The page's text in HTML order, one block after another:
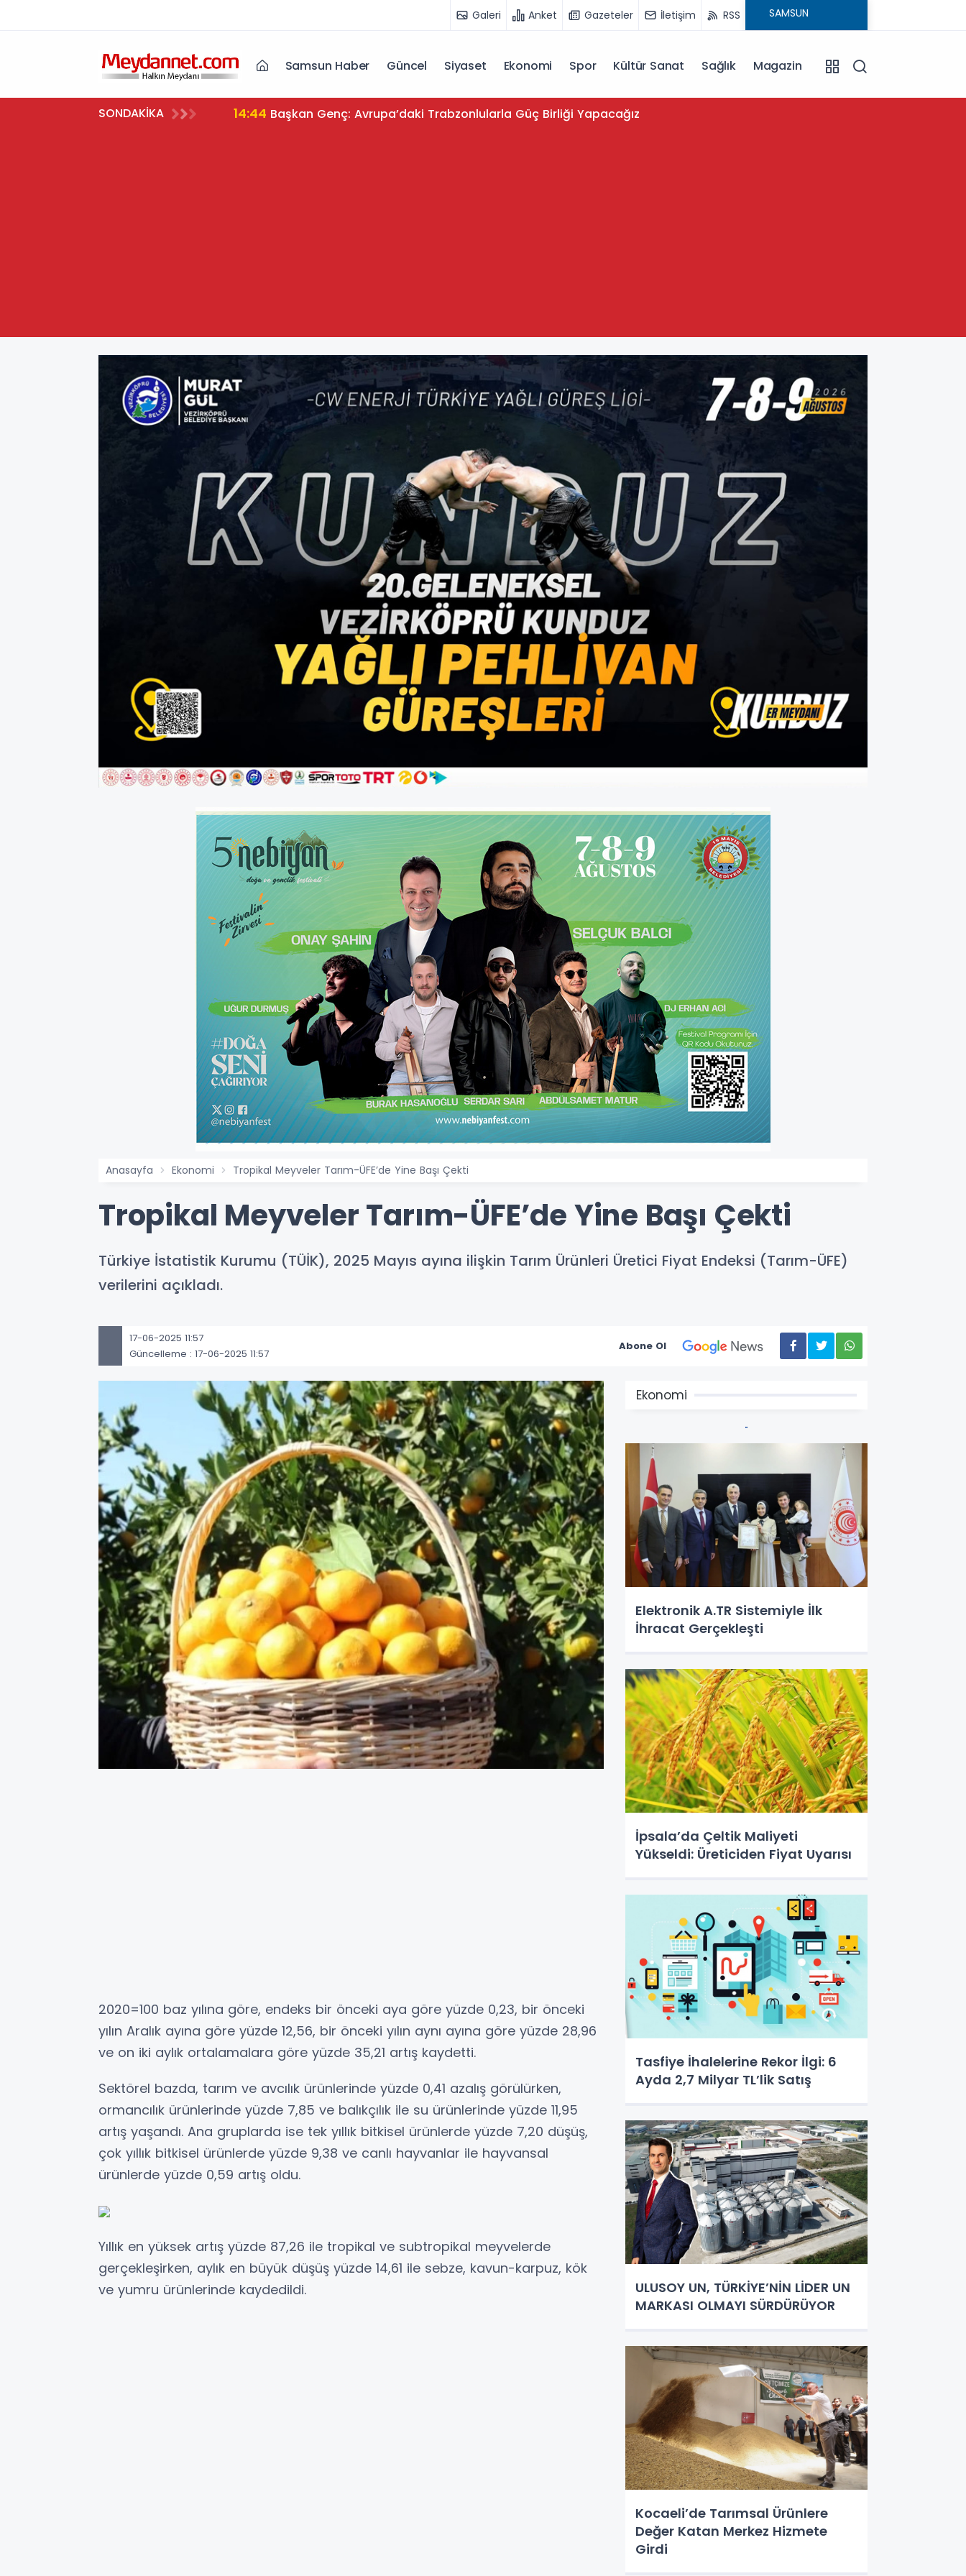
Galeri Anket Gazeteler İletişim RSS
Samsun Haber Güncel Siyaset Ekonomi Spor Kültür Sanat Sağlık Magazin
SONDAKİKA 14:44 Başkan Genç: Avrupa’daki Trabzonlularla Güç Birliği Yapacağız
Anasayfa Ekonomi Tropikal Meyveler Tarım-ÜFE’de Yine Başı Çekti
Tropikal Meyveler Tarım-ÜFE’de Yine Başı Çekti
Türkiye İstatistik Kurumu (TÜİK), 2025 Mayıs ayına ilişkin Tarım Ürünleri Üretici Fiyat Endeksi (Tarım-ÜFE)
verilerini açıkladı.
17-06-2025 11:57
Güncelleme : 17-06-2025 11:57
Abone Ol
2020=100 baz yılına göre, endeks bir önceki aya göre yüzde 0,23, bir önceki
yılın Aralık ayına göre yüzde 12,56, bir önceki yılın aynı ayına göre yüzde 28,96
ve on iki aylık ortalamalara göre yüzde 35,21 artış kaydetti.
Sektörel bazda, tarım ve avcılık ürünlerinde yüzde 0,41 azalış görülürken,
ormancılık ürünlerinde yüzde 7,85 ve balıkçılık ile su ürünlerinde yüzde 11,95
artış yaşandı. Ana gruplarda ise tek yıllık bitkisel ürünlerde yüzde 7,20 düşüş,
çok yıllık bitkisel ürünlerde yüzde 9,38 ve canlı hayvanlar ile hayvansal
ürünlerde yüzde 0,59 artış oldu.
Yıllık en yüksek artış yüzde 87,26 ile tropikal ve subtropikal meyvelerde
gerçekleşirken, aylık en büyük düşüş yüzde 14,61 ile sebze, kavun-karpuz, kök
ve yumru ürünlerinde kaydedildi.
Ekonomi
Elektronik A.TR Sistemiyle İlk
İhracat Gerçekleşti
İpsala’da Çeltik Maliyeti
Yükseldi: Üreticiden Fiyat Uyarısı
Tasfiye İhalelerine Rekor İlgi: 6
Ayda 2,7 Milyar TL’lik Satış
ULUSOY UN, TÜRKİYE’NİN LİDER UN
MARKASI OLMAYI SÜRDÜRÜYOR
Kocaeli’de Tarımsal Ürünlere
Değer Katan Merkez Hizmete
Girdi